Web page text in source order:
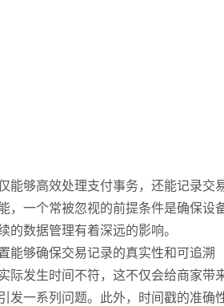
能够高效处理支付事务，还能记录交
，一个常被忽视的前提条件是确保设
数据管理有着深远的影响。
能够确保交易记录的真实性和可追溯
际发生时间不符，这不仅会给商家带
发一系列问题。此外，时间戳的准确